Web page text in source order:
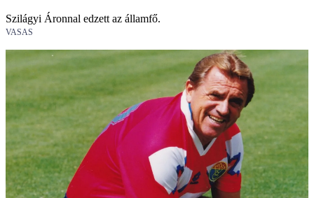
Szilágyi Áronnal edzett az államfő.
VASAS